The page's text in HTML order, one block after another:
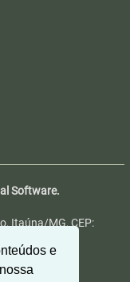
e
Software.
Itaúna/MG, CEP: